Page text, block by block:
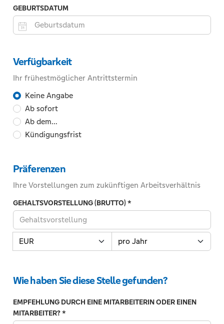
sind
nur
Zahlen
die
Zeichen
Minus,
Klammern
und
das
GEBURTSDATUM
01.10.2026
Verfügbarkeit
Ihr frühestmöglicher Antrittstermin
Ihr
frühestmöglicher
Antrittstermin
Keine Angabe
Ab sofort
Ab dem...
Kündigungsfrist
Präferenzen
Ihre Vorstellungen zum zukünftigen Arbeitsverhältnis
GEHALTSVORSTELLUNG (BRUTTO)*
Tragen
Sie
Gehaltsvorstellung
als
Zahl
Währung
Zeitraum
Wie haben Sie diese Stelle gefunden?
EMPFEHLUNG DURCH EINE MITARBEITERIN ODER EINEN
MITARBEITER?*